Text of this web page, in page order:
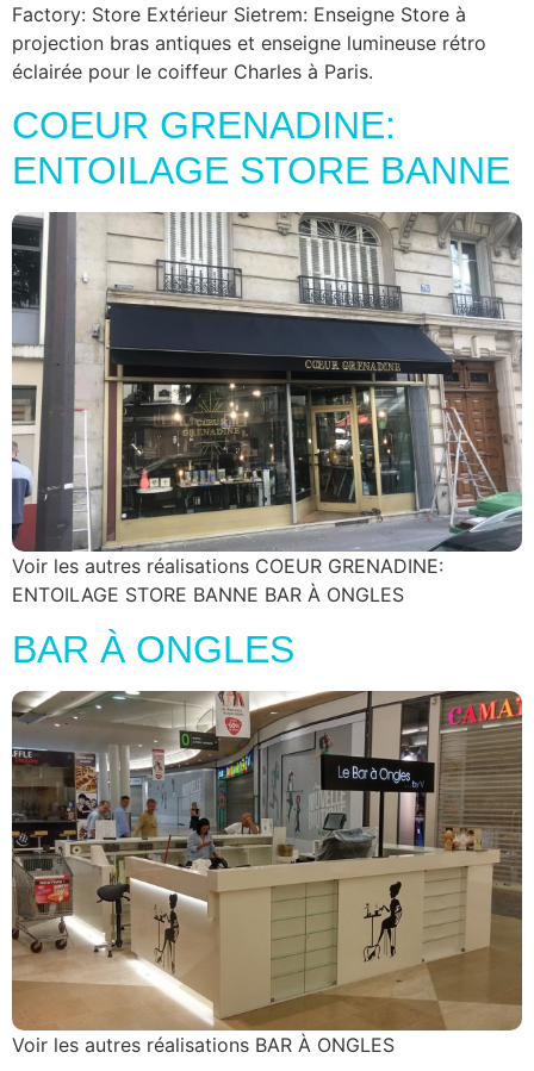
Factory: Store Extérieur Sietrem: Enseigne Store à
projection bras antiques et enseigne lumineuse rétro
éclairée pour le coiffeur Charles à Paris.
COEUR GRENADINE:
ENTOILAGE STORE BANNE
Voir les autres réalisations COEUR GRENADINE:
ENTOILAGE STORE BANNE BAR À ONGLES
BAR À ONGLES
Voir les autres réalisations BAR À ONGLES